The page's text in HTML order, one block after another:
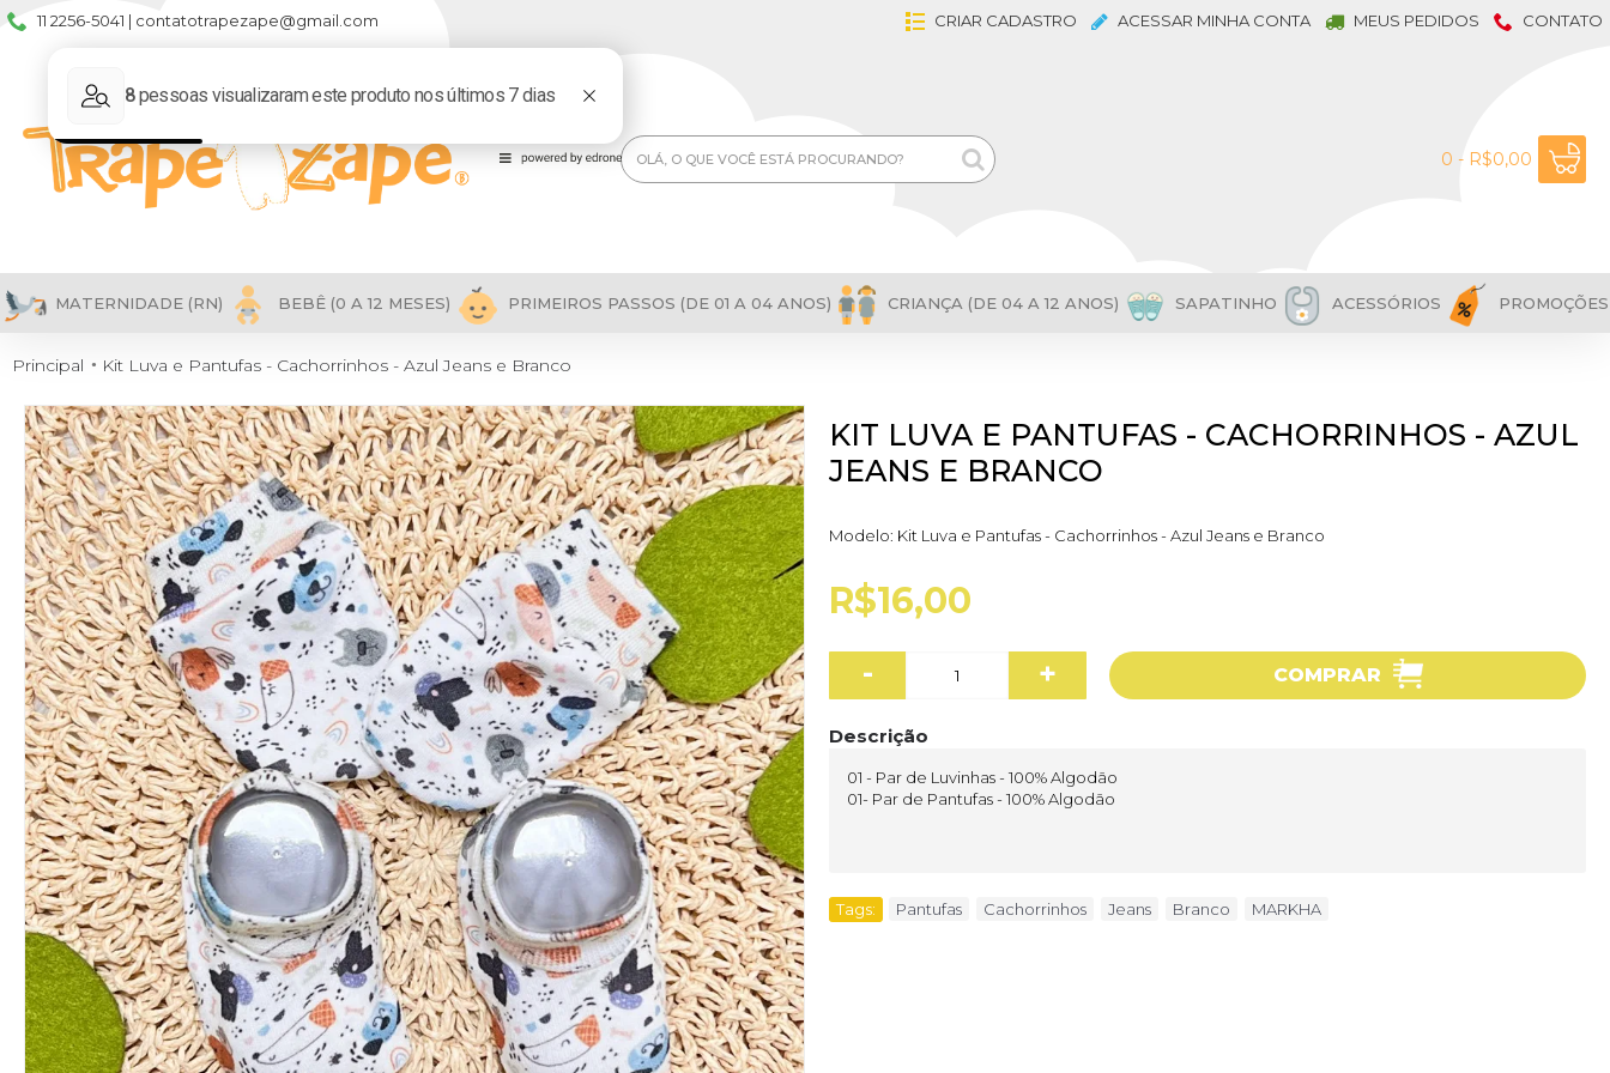
11 2256-5041 | contatotrapezape@gmail.com CRIAR CADASTRO ACESSAR MINHA CONTA MEUS PEDIDOS CONTATO
0 - R$0,00
MATERNIDADE (RN) BEBÊ (0 A 12 MESES) PRIMEIROS PASSOS (DE 01 A 04 ANOS) CRIANÇA (DE 04 A 12 ANOS) SAPATINHO ACESSÓRIOS PROMOÇÕES
Principal Kit Luva e Pantufas - Cachorrinhos - Azul Jeans e Branco
KIT LUVA E PANTUFAS - CACHORRINHOS - AZUL
JEANS E BRANCO
Modelo: Kit Luva e Pantufas - Cachorrinhos - Azul Jeans e Branco
R$16,00
- + COMPRAR
Descrição
01 - Par de Luvinhas - 100% Algodão
01- Par de Pantufas - 100% Algodão
Tags: Pantufas Cachorrinhos Jeans Branco MARKHA